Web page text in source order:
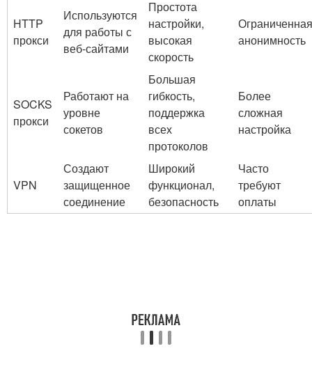
HTTP
прокси
Используются
для работы с
веб-сайтами
Простота
настройки,
высокая
скорость
Ограниченная
анонимность
SOCKS
прокси
Работают на
уровне
сокетов
Большая
гибкость,
поддержка
всех
протоколов
Более
сложная
настройка
VPN
Создают
защищенное
соединение
Широкий
функционал,
безопасность
Часто
требуют
оплаты